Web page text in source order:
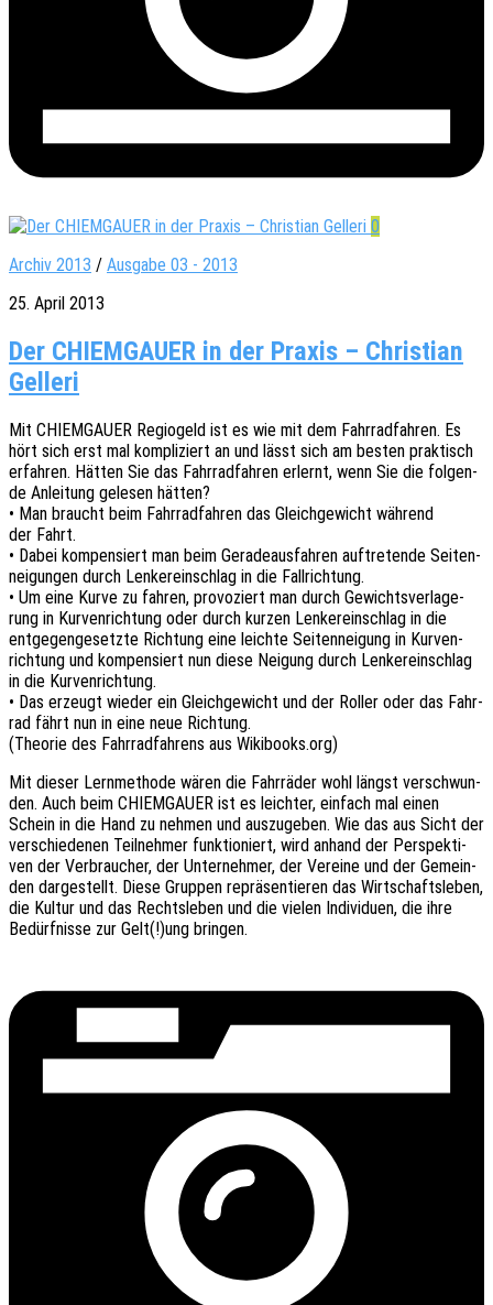
0
Archiv 2013 / Ausgabe 03 - 2013
25. April 2013
Der CHIEMGAUER in der Praxis – Christian
Gelleri
Mit CHIEMGAUER Regio­geld ist es wie mit dem Fahr­rad­fah­ren. Es
hört sich erst mal kompli­ziert an und lässt sich am besten prak­tisch
erfah­ren. Hätten Sie das Fahr­rad­fah­ren erlernt, wenn Sie die folgen­
de Anlei­tung gele­sen hätten?
• Man braucht beim Fahr­rad­fah­ren das Gleich­ge­wicht während
der Fahrt.
• Dabei kompen­siert man beim Gera­de­aus­fah­ren auftre­ten­de Seiten­
nei­gun­gen durch Lenker­ein­schlag in die Fallrichtung.
• Um eine Kurve zu fahren, provo­ziert man durch Gewichts­ver­la­ge­
rung in Kurven­rich­tung oder durch kurzen Lenker­ein­schlag in die
entge­gen­ge­setz­te Rich­tung eine leich­te Seiten­nei­gung in Kurven­
rich­tung und kompen­siert nun diese Neigung durch Lenker­ein­schlag
in die Kurvenrichtung.
• Das erzeugt wieder ein Gleich­ge­wicht und der Roller oder das Fahr­
rad fährt nun in eine neue Richtung.
(Theo­rie des Fahr­rad­fah­rens aus Wikibooks.org)
Mit dieser Lern­me­tho­de wären die Fahr­rä­der wohl längst verschwun­
den. Auch beim CHIEMGAUER ist es leich­ter, einfach mal einen
Schein in die Hand zu nehmen und auszu­ge­ben. Wie das aus Sicht der
verschie­de­nen Teil­neh­mer funk­tio­niert, wird anhand der Perspek­ti­
ven der Verbrau­cher, der Unter­neh­mer, der Verei­ne und der Gemein­
den darge­stellt. Diese Grup­pen reprä­sen­tie­ren das Wirt­schafts­le­ben,
die Kultur und das Rechts­le­ben und die vielen Indi­vi­du­en, die ihre
Bedürf­nis­se zur Gelt(!)ung bringen.